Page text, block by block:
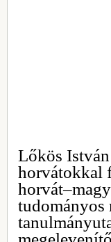
Lőkös
horvátokkal
tudományos